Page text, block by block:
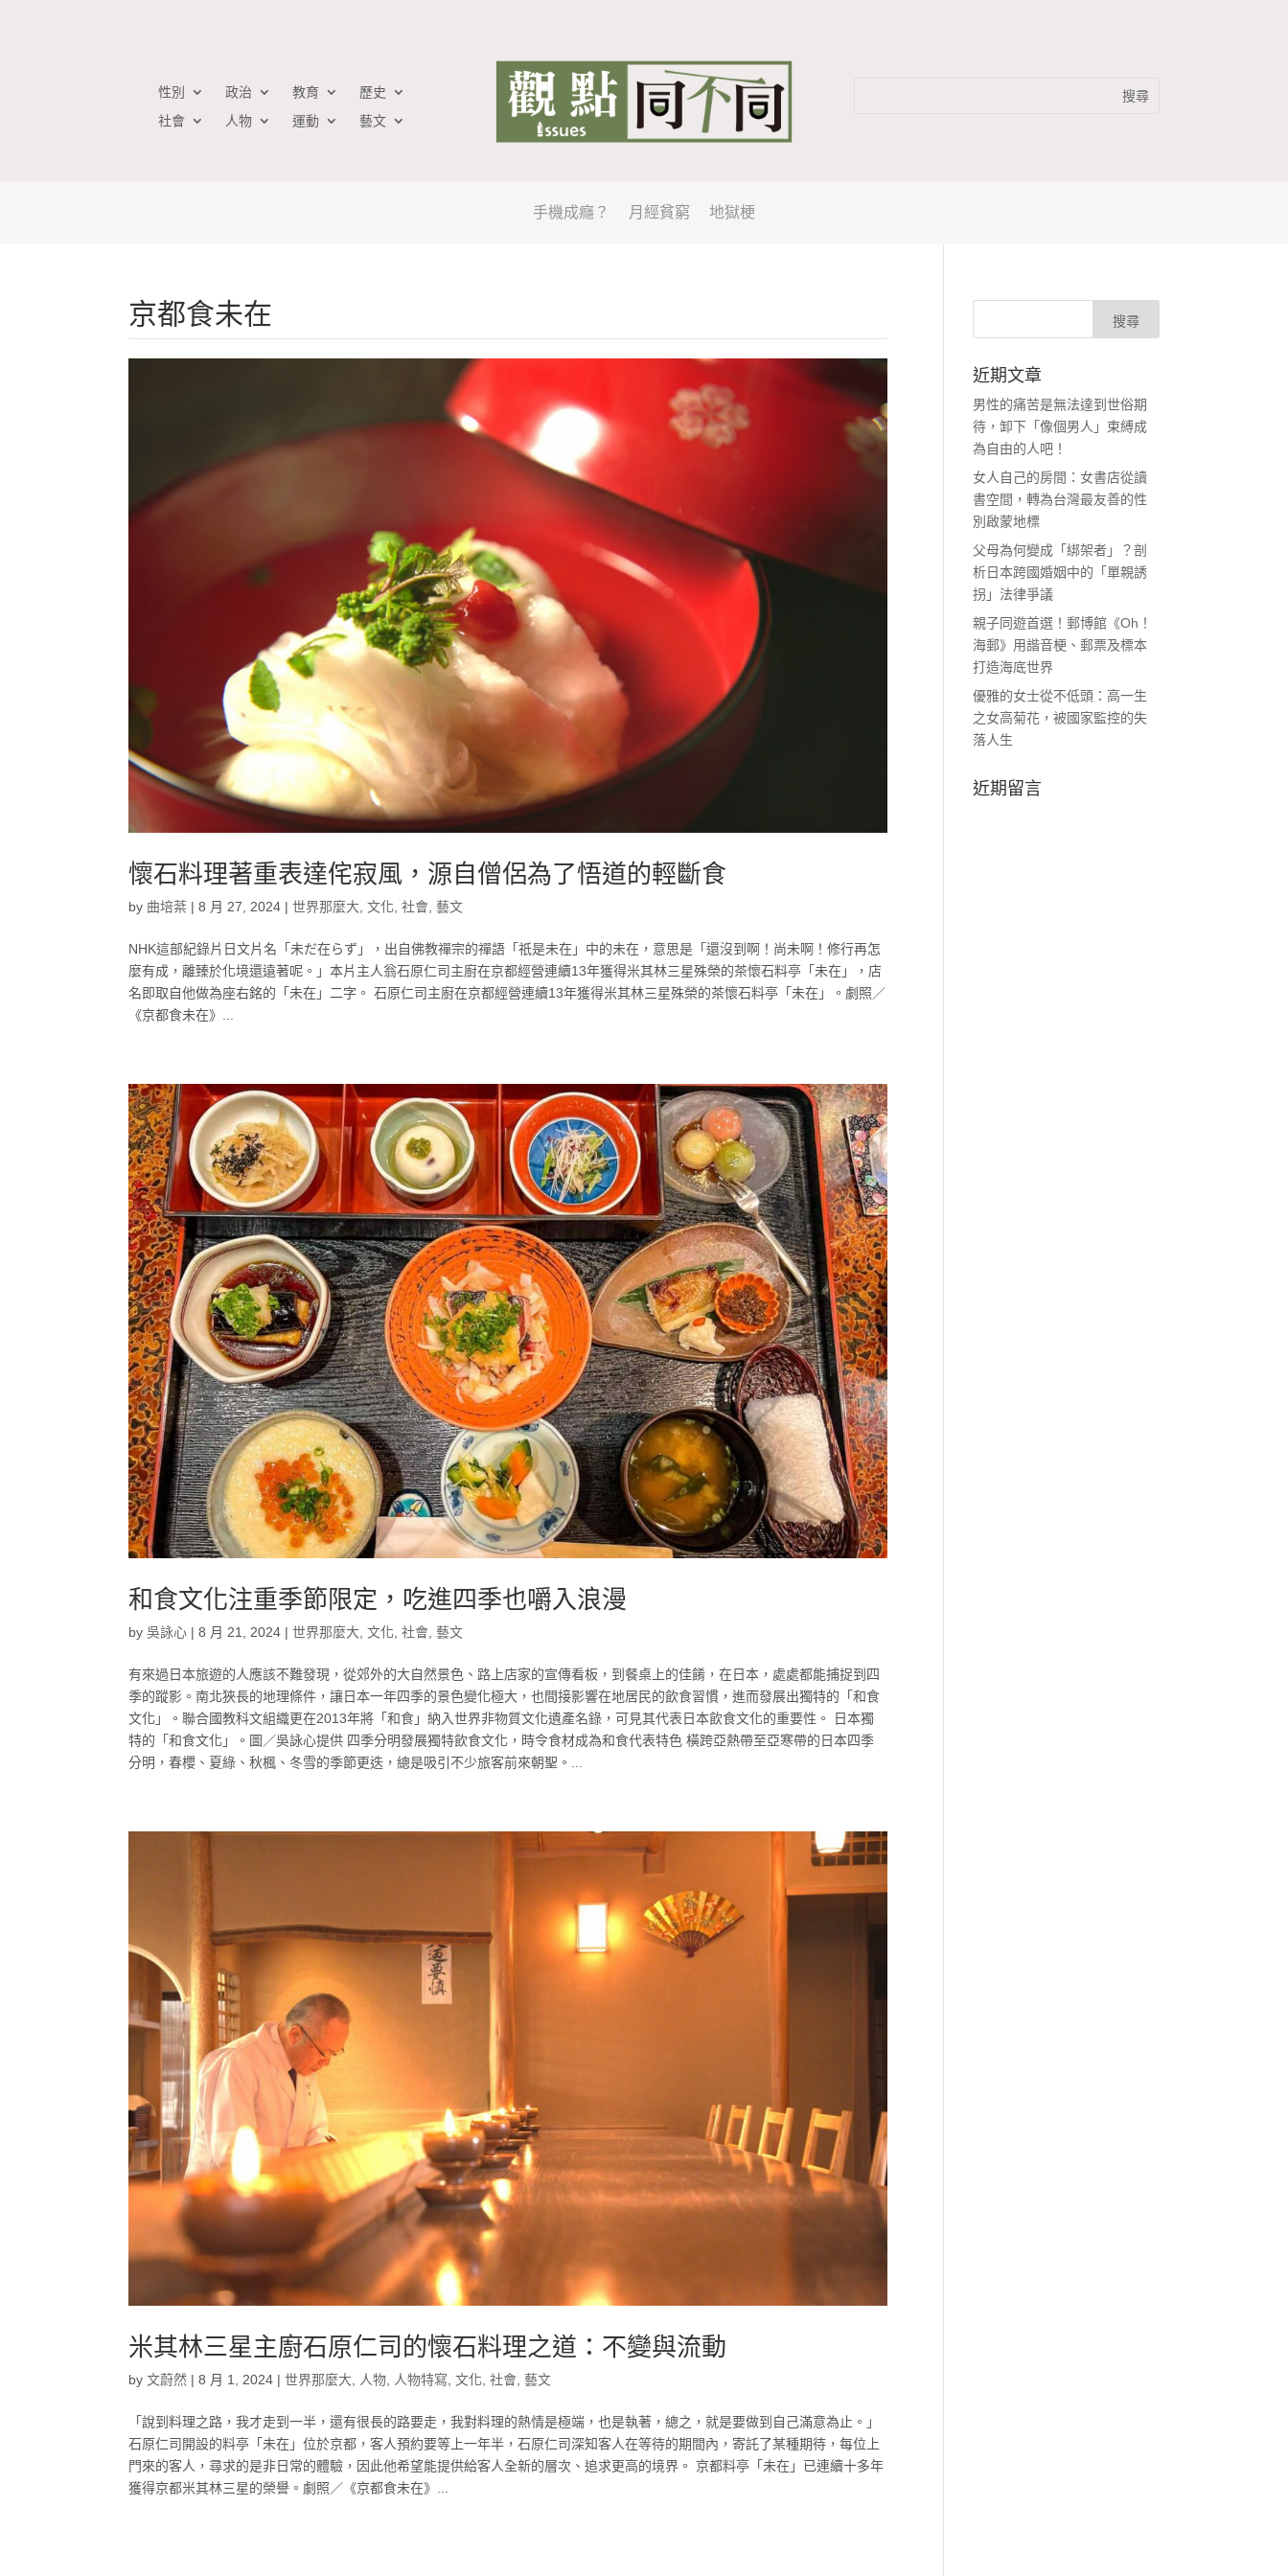
性別 政治 教育
歷史
社會
人物 運動 藝文
手機成癮？ 月經貧窮 地獄梗
京都食未在
懷石料理著重表達侘寂風，源自僧侶為了悟道的輕斷食
by 曲培棻 |8 月 27, 2024 |世界那麼大 ,文化 ,社會 藝文
NHK這部紀錄片日文片名「未だ在らず」，出自佛教禪宗的禪語「祇是未在」中的未在，意思是「還沒到啊！尚未啊！修行再怎
麼有成，離臻於化境還遠著呢。」本片主人翁石原仁司主廚在京都經營連續13年獲得米其林三星殊榮的茶懷石料亭「未在」，店
名即取自他做為座右銘的「未在」二字。 石原仁司主廚在京都經營連續13年獲得米其林三星殊榮的茶懷石料亭「未在」。劇照／
《京都食未在》...
和食文化注重季節限定，吃進四季也嚼入浪漫
by吳詠心 |8 月 21, 2024 |世界那麼大 ,文化 ,社會 藝文
有來過日本旅遊的人應該不難發現，從郊外的大自然景色、路上店家的宣傳看板，到餐桌上的佳餚，在日本，處處都能捕捉到四
季的蹤影。南北狹長的地理條件，讓日本一年四季的景色變化極大，也間接影響在地居民的飲食習慣，進而發展出獨特的「和食
文化」。聯合國教科文組織更在2013年將「和食」納入世界非物質文化遺產名錄，可見其代表日本飲食文化的重要性。 日本獨
特的「和食文化」。圖／吳詠心提供 四季分明發展獨特飲食文化，時令食材成為和食代表特色 橫跨亞熱帶至亞寒帶的日本四季
分明，春櫻、夏綠、秋楓、冬雪的季節更迭，總是吸引不少旅客前來朝聖。...
米其林三星主廚石原仁司的懷石料理之道：不變與流動
by文蔚然 |8 月 1, 2024 |世界那麼大 人物 人物特寫 ,文化 ,社會 藝文
「說到料理之路，我才走到一半，還有很長的路要走，我對料理的熱情是極端，也是執著，總之，就是要做到自己滿意為止。」
石原仁司開設的料亭「未在」位於京都，客人預約要等上一年半，石原仁司深知客人在等待的期間內，寄託了某種期待，每位上
門來的客人，尋求的是非日常的體驗，因此他希望能提供給客人全新的層次、追求更高的境界。 京都料亭「未在」已連續十多年
獲得京都米其林三星的榮譽。劇照／《京都食未在》...
近期文章
男性的痛苦是無法達到世俗期
待，卸下「像個男人」束縛成
為自由的人吧！
女人自己的房間：女書店從讀
書空間，轉為台灣最友善的性
別啟蒙地標
父母為何變成「綁架者」？剖
析日本跨國婚姻中的「單親誘
拐」法律爭議
親子同遊首選！郵博館《Oh！
海郵》用諧音梗、郵票及標本
打造海底世界
優雅的女士從不低頭：高一生
之女高菊花，被國家監控的失
落人生
近期留言